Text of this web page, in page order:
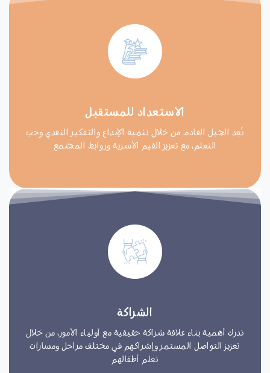
الاستعداد للمستقبل
نُعِد الجيل القادم من خلال تنمية الإبداع والتفكير النقدي وحب
التعلم، مع تعزيز القيم الأسرية وروابط المجتمع
الشراكة
ندرك أهمية بناء علاقة شراكة حقيقية مع أولياء الأمور، من خلال
تعزيز التواصل المستمر وإشراكهم في مختلف مراحل ومسارات
تعلم أطفالهم